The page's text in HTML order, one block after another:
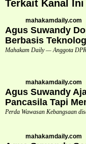
Terkait Kanal Ini
mahakamdaily.com
Agus Suwandy
Berbasis
Mahakam Daily — Anggota
mahakamdaily.com
Agus Suwandy
Pancasila Tapi
Perda Wawasan Kebangsaan
mahakamdaily.com